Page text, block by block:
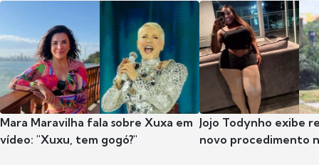
Mara Maravilha fala sobre Xuxa em
vídeo: "Xuxu, tem gogó?"
Jojo Todynho exibe
novo procedimento